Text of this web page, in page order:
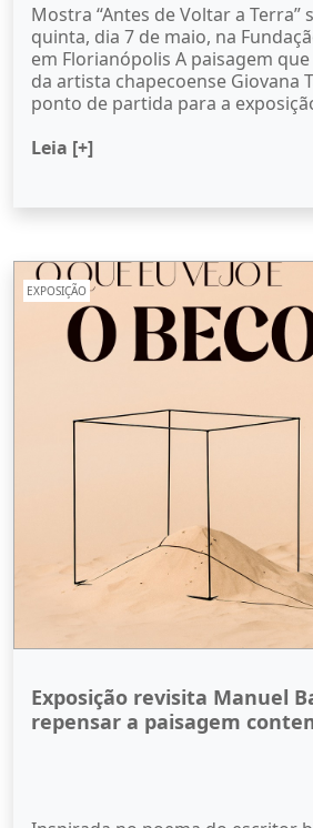
Mostra “Antes de Voltar a Terra”
quinta, dia 7 de maio, na
em Florianópolis A paisagem
da artista chapecoense Giovana
ponto de partida para a
Leia [+]
EXPOSIÇÃO
Exposição revisita Manuel
repensar a paisagem